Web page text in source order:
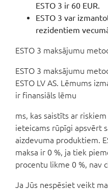
ESTO 3 ir 60 EUR.
ESTO 3 var
rezidentiem
ESTO 3 maksājumu
ESTO 3 maksājumu
ESTO LV AS. Lēmums
ir finansiāls lēmu
ms, kas saistīts ar
ieteicams rūpīgi apsvērt
aizdevuma produktiem.
maksa ir 0 %, ja tiek
procentu likme 0 %, nav
Ja Jūs nespēsiet veikt